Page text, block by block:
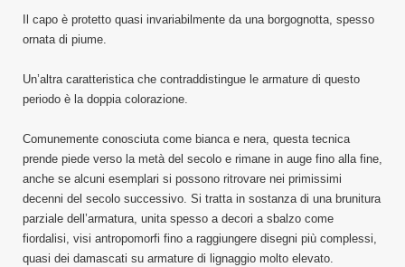
Il capo è protetto quasi invariabilmente da una borgognotta, spesso
ornata di piume.
Un’altra caratteristica che contraddistingue le armature di questo
periodo è la doppia colorazione.
Comunemente conosciuta come bianca e nera, questa tecnica
prende piede verso la metà del secolo e rimane in auge fino alla fine,
anche se alcuni esemplari si possono ritrovare nei primissimi
decenni del secolo successivo. Si tratta in sostanza di una brunitura
parziale dell’armatura, unita spesso a decori a sbalzo come
fiordalisi, visi antropomorfi fino a raggiungere disegni più complessi,
quasi dei damascati su armature di lignaggio molto elevato.